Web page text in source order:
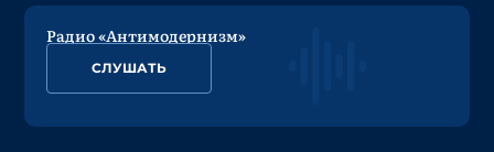
Радио «Антимодернизм»
СЛУШАТЬ